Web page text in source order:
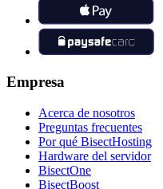
Empresa
Acerca de nosotros
Preguntas frecuentes
Por qué BisectHosting
Hardware del servidor
BisectOne
BisectBoost